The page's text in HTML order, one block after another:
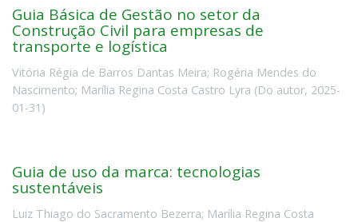
Guia Básica de Gestão no setor da
Construção Civil para empresas de
transporte e logística
Vitória Régia de Barros Dantas Meira; Rogéria Mendes do
Nascimento; Marília Regina Costa Castro Lyra (Do autor, 2025-
01-31 )
Guia de uso da marca: tecnologias
sustentáveis
Luiz Thiago do Sacramento Bezerra; Marília Regina Costa